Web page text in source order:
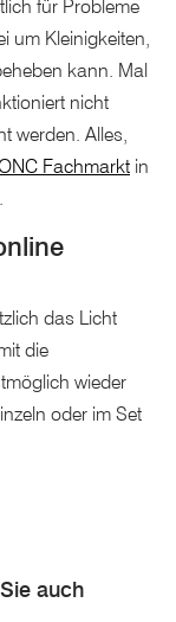
für Probleme
um Kleinigkeiten,
kann. Mal
nicht
werden. Alles,
Fachmarkt in
das Licht
die
wieder
oder im Set
auch